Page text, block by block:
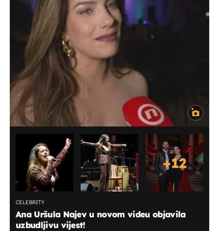
+12
CELEBRITY
Ana Uršula Najev u novom videu objavila
uzbudljivu vijest!